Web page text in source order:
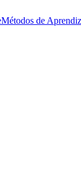
Métodos de